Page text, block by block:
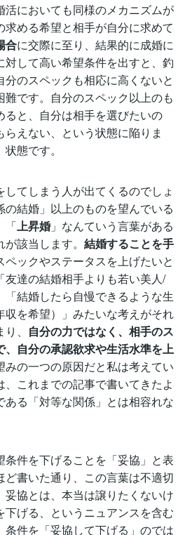
活においても同様のメカニズムが
める希望と相手が自分に求めて
合に交際に至り、結果的に成婚に
して高い希望条件を出すと、釣
分のスペックも相応に高くないと
です。自分のスペック以上のも
ると、自分は相手を選びたいの
えない、という状態に陥りま
態です。
てしまう人が出てくるのでしょ
の結婚」以上のものを望んでいる
「上昇婚 」なんていう言葉がある
該当します。 結婚することを手
ペックやステータスを上げたいと
友達の結婚相手よりも若い美人/
「結婚したら自慢できるような生
収を希望）」みたいな考えがそれ
、 自分の力ではなく、相手のス
、自分の承認欲求や生活水準を上
みの一つの原因だと私は考えてい
、これまでの記事で書いてきたよ
ある「対等な関係」とは相容れな
条件を下げることを「妥協」と表
書いた通り、この言葉は不適切
妥協とは、本当は譲りたくないけ
下げる、というニュアンスを含む
条件を「妥協して下げる」のでは